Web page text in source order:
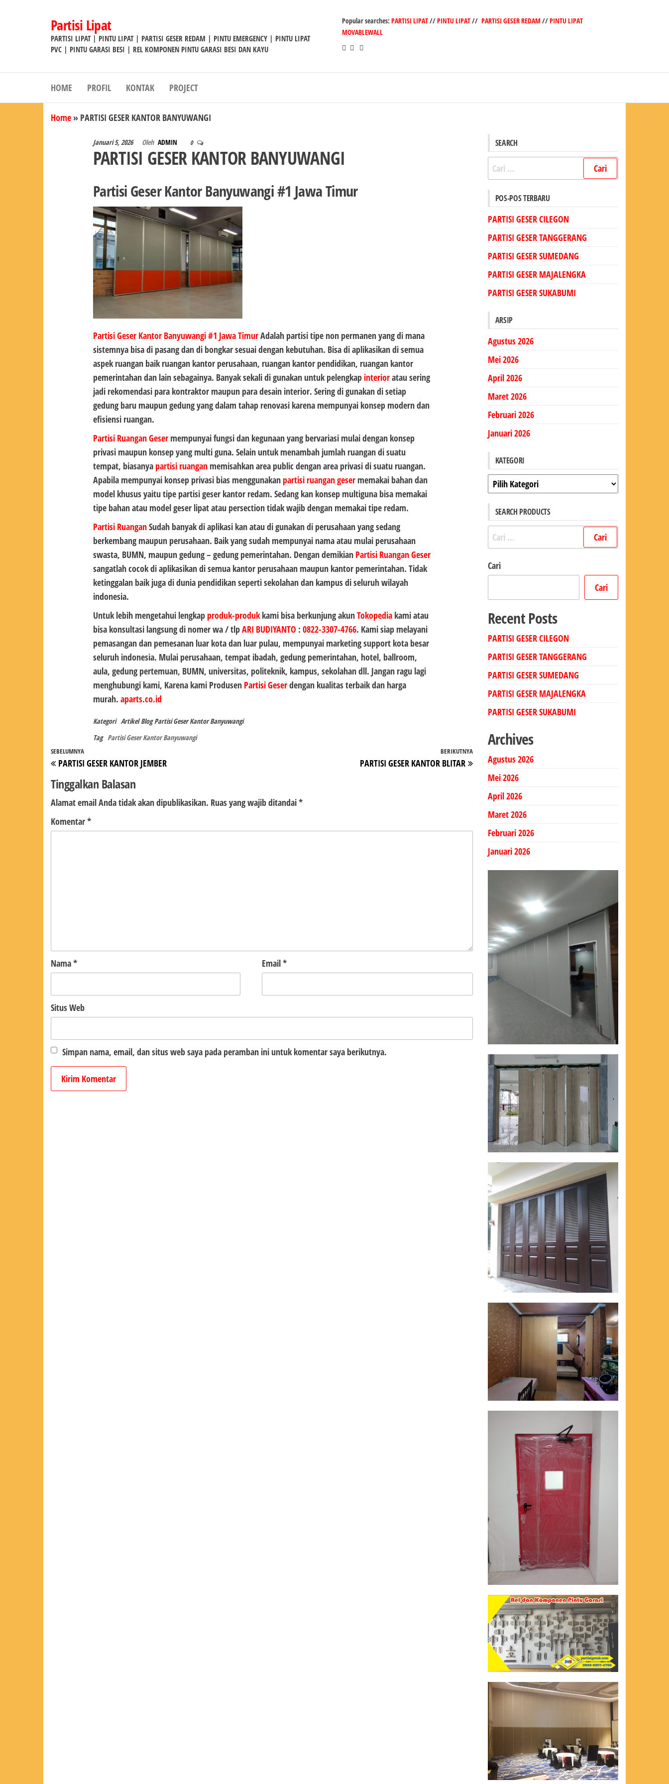
Partisi Lipat
PARTISI LIPAT | PINTU LIPAT | PARTISI GESER REDAM | PINTU EMERGENCY | PINTU LIPAT
PVC | PINTU GARASI BESI | REL KOMPONEN PINTU GARASI BESI DAN KAYU
Popular searches: PARTISI LIPAT//PINTU LIPAT// PARTISI GESER REDAM//PINTU LIPAT
MOVABLEWALL
HOME PROFIL KONTAK PROJECT
Home » PARTISI GESER KANTOR BANYUWANGI
Januari 5, 2026 Oleh ADMIN 0
PARTISI GESER KANTOR BANYUWANGI
Partisi Geser Kantor Banyuwangi #1 Jawa Timur
Partisi Geser Kantor Banyuwangi #1 Jawa TimurAdalah partisi tipe non permanen yang di mana
sistemnya bisa di pasang dan di bongkar sesuai dengan kebutuhan. Bisa di aplikasikan di semua
aspek ruangan baik ruangan kantor perusahaan, ruangan kantor pendidikan, ruangan kantor
pemerintahan dan lain sebagainya. Banyak sekali di gunakan untuk pelengkapinterioratau sering
jadi rekomendasi para kontraktor maupun para desain interior. Sering di gunakan di setiap
gedung baru maupun gedung yang dalam tahap renovasi karena mempunyai konsep modern dan
efisiensi ruangan.
Partisi Ruangan Geser mempunyai fungsi dan kegunaan yang bervariasi mulai dengan konsep
privasi maupun konsep yang multi guna. Selain untuk menambah jumlah ruangan di suatu
tempat, biasanya partisi ruanganmemisahkan area public dengan area privasi di suatu ruangan.
Apabila mempunyai konsep privasi bias menggunakan partisi ruangan gesermemakai bahan dan
model khusus yaitu tipe partisi geser kantor redam. Sedang kan konsep multiguna bisa memakai
tipe bahan atau model geser lipat atau persection tidak wajib dengan memakai tipe redam.
Partisi RuanganSudah banyak di aplikasi kan atau di gunakan di perusahaan yang sedang
berkembang maupun perusahaan. Baik yang sudah mempunyai nama atau mulai perusahaan
swasta, BUMN, maupun gedung – gedung pemerintahan. Dengan demikian Partisi Ruangan Geser
sangatlah cocok di aplikasikan di semua kantor perusahaan maupun kantor pemerintahan. Tidak
ketinggalan baik juga di dunia pendidikan seperti sekolahan dan kampus di seluruh wilayah
indonesia.
Untuk lebih mengetahui lengkap produk-produkkami bisa berkunjung akunTokopediakami atau
bisa konsultasi langsung di nomer wa / tlpARI BUDIYANTO : 0822-3307-4766. Kami siap melayani
pemasangan dan pemesanan luar kota dan luar pulau, mempunyai marketing support kota besar
seluruh indonesia. Mulai perusahaan, tempat ibadah, gedung pemerintahan, hotel, ballroom,
aula, gedung pertemuan, BUMN, universitas, politeknik, kampus, sekolahan dll. Jangan ragu lagi
menghubungi kami, Karena kami Produsen Partisi Geserdengan kualitas terbaik dan harga
murah. aparts.co.id
Kategori Artikel Blog Partisi Geser Kantor Banyuwangi
Tag Partisi Geser Kantor Banyuwangi
Navigasi
pos
Pos
Sebelumnya
SEBELUMNYA
PARTISI GESER KANTOR JEMBER
Pos
Berikutnya
BERIKUTNYA
PARTISI GESER KANTOR BLITAR
Tinggalkan Balasan
Alamat email Anda tidak akan dipublikasikan. Ruas yang wajib ditandai*
Komentar*
Nama* Email*
Situs Web
Simpan nama, email, dan situs web saya pada peramban ini untuk komentar saya berikutnya.
SEARCH
Cari
untuk:
POS-POS TERBARU
PARTISI GESER CILEGON
PARTISI GESER TANGGERANG
PARTISI GESER SUMEDANG
PARTISI GESER MAJALENGKA
PARTISI GESER SUKABUMI
ARSIP
Agustus 2026
Mei 2026
April 2026
Maret 2026
Februari 2026
Januari 2026
KATEGORI
Kategori
SEARCH PRODUCTS
Cari
untuk:
Cari
Cari
Recent Posts
PARTISI GESER CILEGON
PARTISI GESER TANGGERANG
PARTISI GESER SUMEDANG
PARTISI GESER MAJALENGKA
PARTISI GESER SUKABUMI
Archives
Agustus 2026
Mei 2026
April 2026
Maret 2026
Februari 2026
Januari 2026